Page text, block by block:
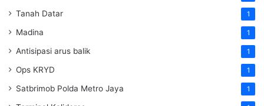
Tanah Datar 1
Madina 1
Antisipasi arus balik 1
Ops KRYD 1
Satbrimob Polda Metro Jaya 1